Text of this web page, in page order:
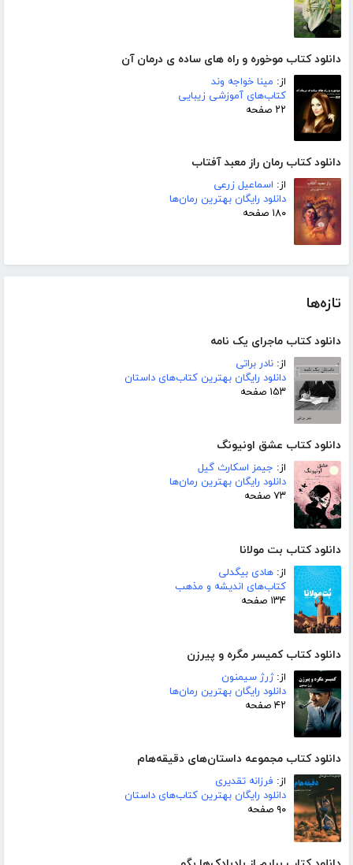
دانلود کتاب موخوره و راه های ساده ی درمان آن
از: مینا خواجه وند
کتاب‌های آموزشی زیبایی
۲۲ صفحه
دانلود کتاب رمان راز معبد آفتاب
از: اسماعیل زرعی
دانلود رایگان بهترین رمان‌ها
۱۸۰ صفحه
تازه‌ها
دانلود کتاب ماجرای یک نامه
از: نادر براتی
دانلود رایگان بهترین کتاب‌های داستان
۱۵۳ صفحه
دانلود کتاب عشق اونیونگ
از: جیمز اسکارث گیل
دانلود رایگان بهترین رمان‌ها
۷۳ صفحه
دانلود کتاب بت مولانا
از: هادی بیگدلی
کتاب‌های اندیشه و مذهب
۱۳۴ صفحه
دانلود کتاب کمیسر مگره و پیرزن
از:ژرژ سیمنون
دانلود رایگان بهترین رمان‌ها
۴۲ صفحه
دانلود کتاب مجموعه داستان‌های دقیقه‌هام
از: فرزانه تقدیری
دانلود رایگان بهترین کتاب‌های داستان
۹۰ صفحه